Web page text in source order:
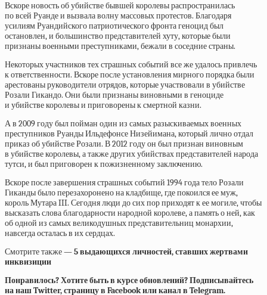
Вскоре новость об убийстве бывшей королевы распространилась
по всей Руанде и вызвала волну массовых протестов. Благодаря
усилиям Руандийского патриотического фронта геноцид был
остановлен, и большинство представителей хуту, которые были
признаны военными преступниками, бежали в соседние страны.
Некоторых участников тех страшных событий все же удалось привлечь
к ответственности. Вскоре после установления мирного порядка были
арестованы руководители отрядов, которые участвовали в убийстве
Розали Гикандо. Они были признаны виновными в геноциде
и убийстве королевы и приговорены к смертной казни.
А в 2009 году был пойман один из самых разыскиваемых военных
преступников Руанды Ильдефонсе Низейимана, который лично отдал
приказ об убийстве Розали. В 2012 году он был признан виновным
в убийстве королевы, а также других убийствах представителей народа
тутси, и был приговорен к пожизненному заключению.
Вскоре после завершения страшных событий 1994 года тело Розали
Гиканды было перезахоронено на кладбище, где покоился ее муж,
король Мутара III. Сегодня люди до сих пор приходят к ее могиле, чтобы
высказать слова благодарности народной королеве, а память о ней, как
об одной из самых великодушных представительниц монархии,
навсегда осталась в их сердцах.
Смотрите также —5 выдающихся личностей, ставших жертвами
инквизиции
Понравилось? Хотите быть в курсе обновлений? Подписывайтесь
на наш Twitter, страницу в Facebook или канал в Telegram.